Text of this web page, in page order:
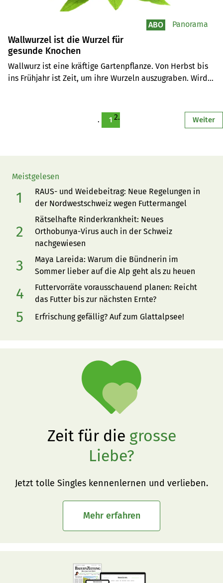
Wallwurzel ist die Wurzel für
gesunde Knochen
Wallwurz ist eine kräftige Gartenpflanze. Von Herbst bis
ins Frühjahr ist Zeit, um ihre Wurzeln auszugraben. Wird
ABO Panorama
1 Weiter
Meistgelesen
RAUS- und Weidebeitrag: Neue Regelungen in
der Nordwestschweiz wegen Futtermangel
Rätselhafte Rinderkrankheit: Neues
Orthobunya-Virus auch in der Schweiz
nachgewiesen
Maya Lareida: Warum die Bündnerin im
Sommer lieber auf die Alp geht als zu heuen
Futtervorräte vorausschauend planen: Reicht
das Futter bis zur nächsten Ernte?
Erfrischung gefällig? Auf zum Glattalpsee!
Zeit für die grosse
Liebe?
Jetzt tolle Singles kennenlernen und verlieben.
Mehr erfahren